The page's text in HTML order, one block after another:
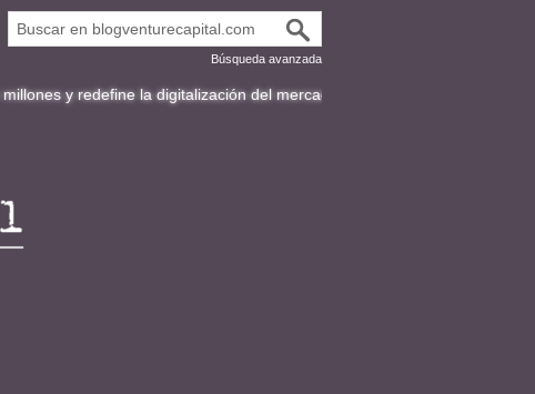
Búsqueda avanzada
la digitalización del mercado de bonos en Latinoamérica